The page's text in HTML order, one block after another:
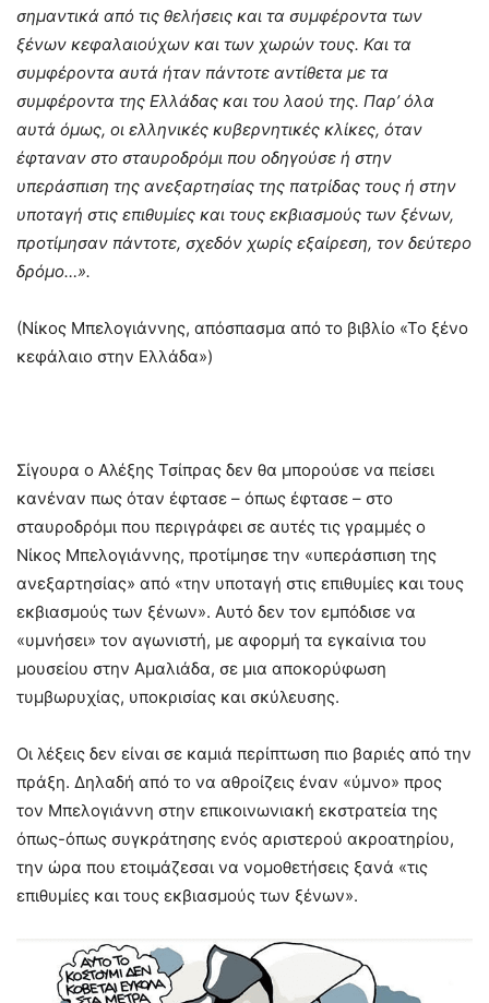
σημαντικά από τις θελήσεις και τα συμφέροντα των
ξένων κεφαλαιούχων και των χωρών τους. Και τα
συμφέροντα αυτά ήταν πάντοτε αντίθετα με τα
συμφέροντα της Ελλάδας και του λαού της. Παρ’ όλα
αυτά όμως, οι ελληνικές κυβερνητικές κλίκες, όταν
έφταναν στο σταυροδρόμι που οδηγούσε ή στην
υπεράσπιση της ανεξαρτησίας της πατρίδας τους ή στην
υποταγή στις επιθυμίες και τους εκβιασμούς των ξένων,
προτίμησαν πάντοτε, σχεδόν χωρίς εξαίρεση, τον δεύτερο
δρόμο…».
(Νίκος Μπελογιάννης, απόσπασμα από το βιβλίο «Το ξένο
κεφάλαιο στην Ελλάδα»)
Σίγουρα ο Αλέξης Τσίπρας δεν θα μπορούσε να πείσει
κανέναν πως όταν έφτασε – όπως έφτασε – στο
σταυροδρόμι που περιγράφει σε αυτές τις γραμμές ο
Νίκος Μπελογιάννης, προτίμησε την «υπεράσπιση της
ανεξαρτησίας» από «την υποταγή στις επιθυμίες και τους
εκβιασμούς των ξένων». Αυτό δεν τον εμπόδισε να
«υμνήσει» τον αγωνιστή, με αφορμή τα εγκαίνια του
μουσείου στην Αμαλιάδα, σε μια αποκορύφωση
τυμβωρυχίας, υποκρισίας και σκύλευσης.
Οι λέξεις δεν είναι σε καμιά περίπτωση πιο βαριές από την
πράξη. Δηλαδή από το να αθροίζεις έναν «ύμνο» προς
τον Μπελογιάννη στην επικοινωνιακή εκστρατεία της
όπως-όπως συγκράτησης ενός αριστερού ακροατηρίου,
την ώρα που ετοιμάζεσαι να νομοθετήσεις ξανά «τις
επιθυμίες και τους εκβιασμούς των ξένων».